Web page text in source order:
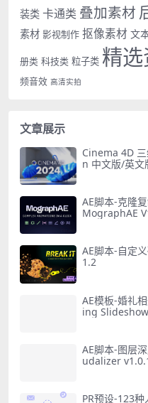
装类 卡通类 叠加素材
素材 影视制作 抠像素材 文
册类 科技类 粒子类 精
频音效 高清实拍
文章展示
Cinema 4D
n 中文版/英文
AE脚本-克隆
MographAE
AE脚本-自定
1.2
AE模板-婚礼
ing Slideshow
AE脚本-图层
udalizer
PR预设-123